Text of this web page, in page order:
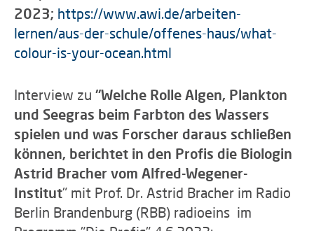
2023; https://www.awi.de/arbeiten-
lernen/aus-der-schule/offenes-haus/what-
colour-is-your-ocean.html
Interview zu "Welche Rolle Algen, Plankton
und Seegras beim Farbton des Wassers
spielen und was Forscher daraus schließen
können, berichtet in den Profis die Biologin
Astrid Bracher vom Alfred-Wegener-
Institut" mit Prof. Dr. Astrid Bracher im Radio
Berlin Brandenburg (RBB) radioeins im